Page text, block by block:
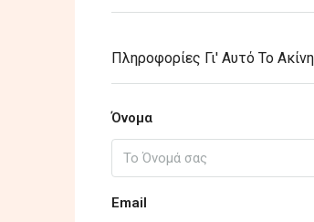
Πληροφορίες Γι' Αυτό Το
Όνομα
Email